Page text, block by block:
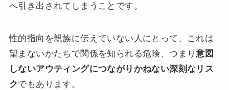
へ引き出されてしまうことです。
性的指向を親族に伝えていない人にとって、これは
望まないかたちで関係を知られる危険、つまり意図
しないアウティングにつながりかねない深刻なリス
クでもあります。